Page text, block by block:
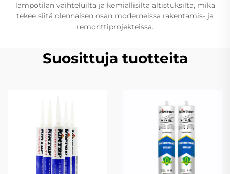
lämpötilan vaihteluilta ja kemiallisilta altistuksilta, mikä
tekee siitä olennaisen osan moderneissa rakentamis- ja
remonttiprojekteissa.
Suosittuja tuotteita